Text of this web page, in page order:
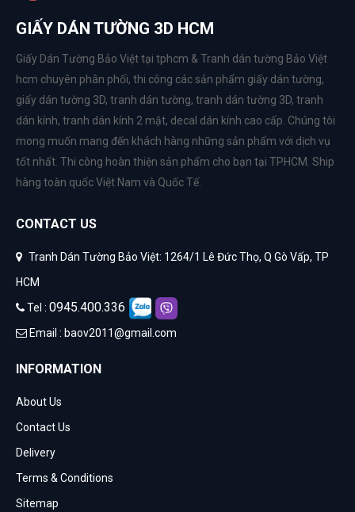
GIẤY DÁN TƯỜNG 3D HCM
Giấy Dán Tường Bảo Việt tại tphcm & Tranh dán tường Bảo Việt
hcm chuyên phân phối, thi công các sản phẩm giấy dán tường,
giấy dán tường 3D, tranh dán tường, tranh dán tường 3D, tranh
dán kính, tranh dán kính 2 mặt, decal dán kính cao cấp . Chúng tôi
mong muốn mang đến khách hàng những sản phẩm với dịch vụ
tốt nhất. Thi công hoàn thiện sản phẩm cho bạn tại TPHCM. Ship
hàng toàn quốc Việt Nam và Quốc Tế.
CONTACT US
Tranh Dán Tường Bảo Việt: 1264/1 Lê Đức Thọ, Q Gò Vấp, TP
HCM
Tel : 0945.400.336
Email : baov2011@gmail.com
INFORMATION
About Us
Contact Us
Delivery
Terms & Conditions
Sitemap